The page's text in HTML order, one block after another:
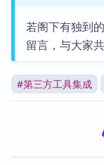
若阁下有独到
留言，与大家共
#第三方工具集成